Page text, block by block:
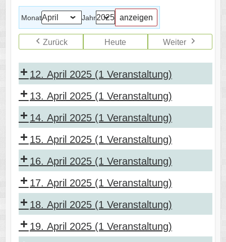
Monat Jahr
Zurück Heute Weiter
12. April 2025 (1 Veranstaltung)
13. April 2025 (1 Veranstaltung)
14. April 2025 (1 Veranstaltung)
15. April 2025 (1 Veranstaltung)
16. April 2025 (1 Veranstaltung)
17. April 2025 (1 Veranstaltung)
18. April 2025 (1 Veranstaltung)
19. April 2025 (1 Veranstaltung)